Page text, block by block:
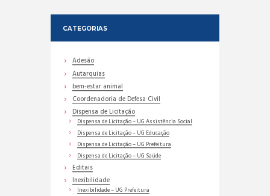
CATEGORIAS
Adesão
Autarquias
bem-estar animal
Coordenadoria de Defesa Civil
Dispensa de Licitação
Dispensa de Licitação – UG Assistência Social
Dispensa de Licitação – UG Educação
Dispensa de Licitação – UG Prefeitura
Dispensa de Licitação – UG Saúde
Editais
Inexibilidade
Inexibilidade – UG Prefeitura